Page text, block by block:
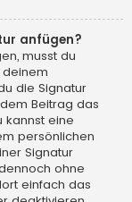
anfügen?
musst du
deinem
die Signatur
Beitrag das
kannst eine
persönlichen
Signatur
ohne
einfach das